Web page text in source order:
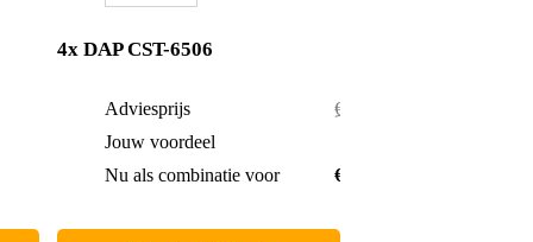
4x DAP CST-6506
Adviesprijs
€ 180,-
Jouw voordeel
Nu als combinatie voor
€ 164,-